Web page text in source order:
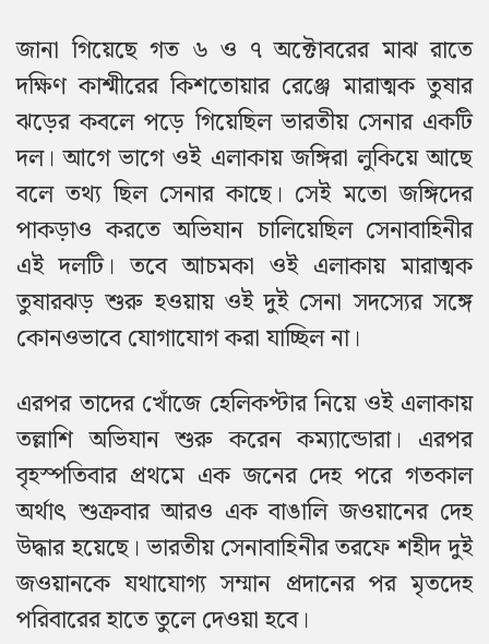
জানা গিয়েছে গত ৬ ও ৭ অক্টোবরের মাঝ রাতে
দক্ষিণ কাশ্মীরের কিশতোয়ার রেঞ্জে মারাত্মক তুষার
ঝড়ের কবলে পড়ে গিয়েছিল ভারতীয় সেনার একটি
দল। আগে ভাগে ওই এলাকায় জঙ্গিরা লুকিয়ে আছে
বলে তথ্য ছিল সেনার কাছে। সেই মতো জঙ্গিদের
পাকড়াও করতে অভিযান চালিয়েছিল সেনাবাহিনীর
এই দলটি। তবে আচমকা ওই এলাকায় মারাত্মক
তুষারঝড় শুরু হওয়ায় ওই দুই সেনা সদস্যের সঙ্গে
কোনওভাবে যোগাযোগ করা যাচ্ছিল না।
এরপর তাদের খোঁজে হেলিকপ্টার নিয়ে ওই এলাকায়
তল্লাশি অভিযান শুরু করেন কম্যান্ডোরা। এরপর
বৃহস্পতিবার প্রথমে এক জনের দেহ পরে গতকাল
অর্থাৎ শুক্রবার আরও এক বাঙালি জওয়ানের দেহ
উদ্ধার হয়েছে। ভারতীয় সেনাবাহিনীর তরফে শহীদ দুই
জওয়ানকে যথাযোগ্য সম্মান প্রদানের পর মৃতদেহ
পরিবারের হাতে তুলে দেওয়া হবে।